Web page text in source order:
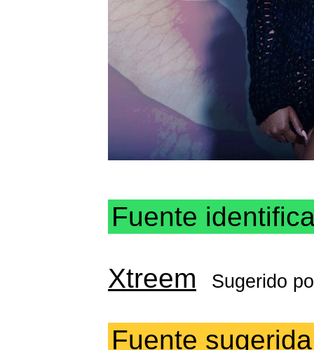
Fuente
Xtreem Sugerido
Fuente sugerida